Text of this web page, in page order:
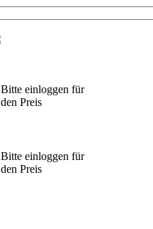
Bitte einloggen für
den Preis
Bitte einloggen für
den Preis